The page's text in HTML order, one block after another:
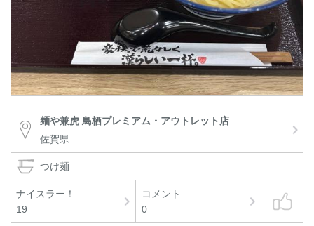
麺や兼虎 鳥栖プレミアム・アウトレット店
佐賀県
つけ麺
ナイスラー！
19
コメント
0